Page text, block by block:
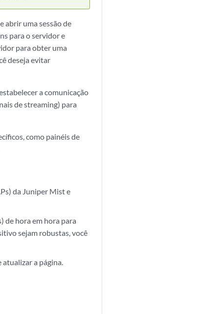
abrir uma sessão de
para o servidor e
para obter uma
deseja evitar
a comunicação
de streaming) para
como painéis de
da Juniper Mist e
de hora em hora para
sejam robustas, você
atualizar a página.